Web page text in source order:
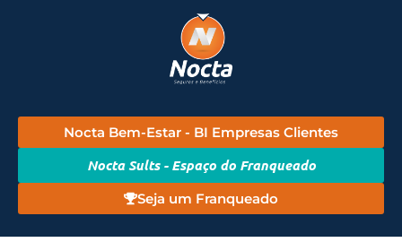
Nocta Bem-Estar - BI Empresas Clientes
Nocta Sults - Espaço do Franqueado
Seja um Franqueado